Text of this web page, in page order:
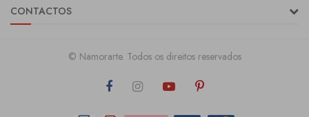
CONTACTOS
© Namorarte. Todos os direitos reservados